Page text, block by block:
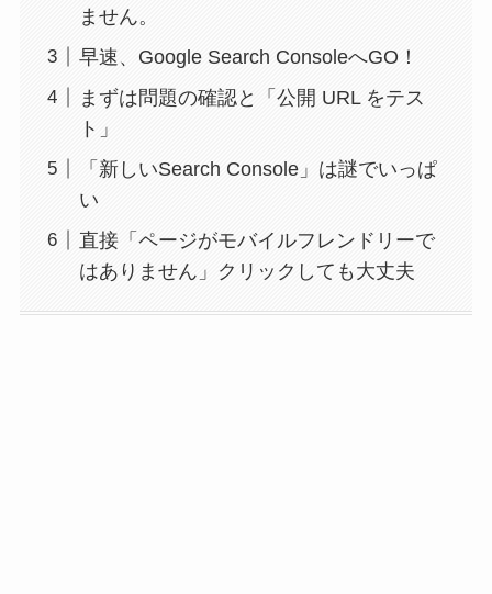
ません。
早速、Google Search ConsoleへGO！
まずは問題の確認と「公開 URL をテス
ト」
「新しいSearch Console」は謎でいっぱ
い
直接「ページがモバイルフレンドリーで
はありません」クリックしても大丈夫